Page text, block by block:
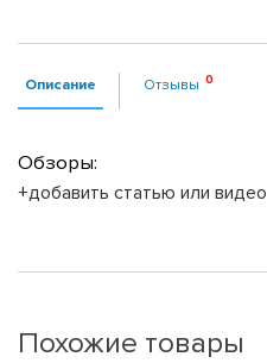
Описание Отзывы
Обзоры:
+добавить статью или видео
Похожие товары